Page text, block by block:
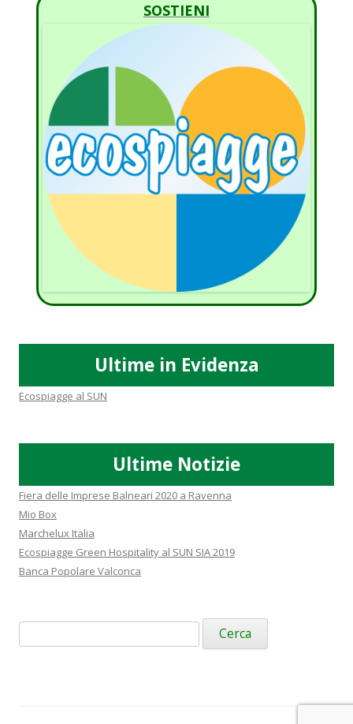
SOSTIENI
Ultime in Evidenza
Ecospiagge al SUN
Ultime Notizie
Fiera delle Imprese Balneari 2020 a Ravenna
Mio Box
Marchelux Italia
Ecospiagge Green Hospitality al SUN SIA 2019
Banca Popolare Valconca
Ricerca
per: